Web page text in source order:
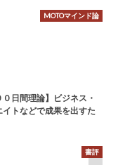
MOTOマインド論
０日間理論】ビジネス・
イトなどで成果を出すた
書評